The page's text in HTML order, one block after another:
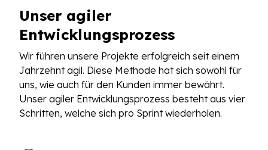
Unser agiler
Entwicklungsprozess
Wir führen unsere Projekte erfolgreich seit einem
Jahrzehnt agil. Diese Methode hat sich sowohl für
uns, wie auch für den Kunden immer bewährt.
Unser agiler Entwicklungsprozess besteht aus vier
Schritten, welche sich pro Sprint wiederholen.